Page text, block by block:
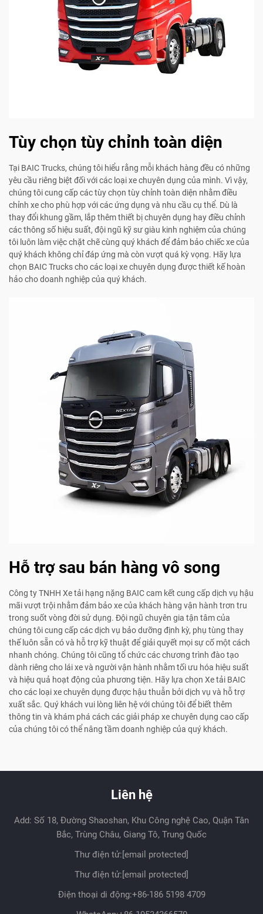
Tùy chọn tùy chỉnh toàn diện
Tại BAIC Trucks, chúng tôi hiểu rằng mỗi khách hàng đều có những
yêu cầu riêng biệt đối với các loại xe chuyên dụng của mình. Vì vậy,
chúng tôi cung cấp các tùy chọn tùy chỉnh toàn diện nhằm điều
chỉnh xe cho phù hợp với các ứng dụng và nhu cầu cụ thể. Dù là
thay đổi khung gầm, lắp thêm thiết bị chuyên dụng hay điều chỉnh
các thông số hiệu suất, đội ngũ kỹ sư giàu kinh nghiệm của chúng
tôi luôn làm việc chặt chẽ cùng quý khách để đảm bảo chiếc xe của
quý khách không chỉ đáp ứng mà còn vượt quá kỳ vọng. Hãy lựa
chọn BAIC Trucks cho các loại xe chuyên dụng được thiết kế hoàn
hảo cho doanh nghiệp của quý khách.
Hỗ trợ sau bán hàng vô song
Công ty TNHH Xe tải hạng nặng BAIC cam kết cung cấp dịch vụ hậu
mãi vượt trội nhằm đảm bảo xe của khách hàng vận hành trơn tru
trong suốt vòng đời sử dụng. Đội ngũ chuyên gia tận tâm của
chúng tôi cung cấp các dịch vụ bảo dưỡng định kỳ, phụ tùng thay
thế luôn sẵn có và hỗ trợ kỹ thuật để giải quyết mọi sự cố một cách
nhanh chóng. Chúng tôi cũng tổ chức các chương trình đào tạo
dành riêng cho lái xe và người vận hành nhằm tối ưu hóa hiệu suất
và hiệu quả hoạt động của phương tiện. Hãy lựa chọn Xe tải BAIC
cho các loại xe chuyên dụng được hậu thuẫn bởi dịch vụ và hỗ trợ
xuất sắc. Quý khách vui lòng liên hệ với chúng tôi để biết thêm
thông tin và khám phá cách các giải pháp xe chuyên dụng cao cấp
của chúng tôi có thể nâng tầm doanh nghiệp của quý khách.
Liên hệ
Add: Số 18, Đường Shaoshan, Khu Công nghệ Cao, Quận Tân
Bắc, Trùng Châu, Giang Tô, Trung Quốc
Thư điện tử:[email protected]
Thư điện tử:[email protected]
Điện thoại di động:+86-186 5198 4709